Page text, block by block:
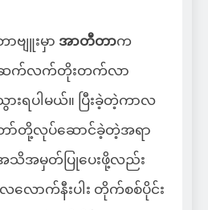
ာဗျူးမှာ အာတီတာက
ဆက်လက်တိုးတက်လာ
းရပါမယ်။ ပြီးခဲ့တဲ့ကာလ
ာ်တို့လုပ်ဆောင်ခဲ့တဲ့အရာ
အမှတ်ပြုပေးဖို့လည်း
ောက်နီးပါး တိုက်စစ်ပိုင်း